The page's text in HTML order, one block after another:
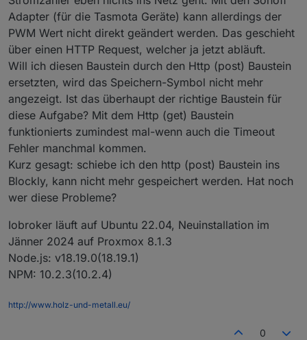
Adapter (für die Tasmota Geräte) kann allerdings der
PWM Wert nicht direkt geändert werden. Das geschieht
über einen HTTP Request, welcher ja jetzt abläuft.
Will ich diesen Baustein durch den Http (post) Baustein
ersetzten, wird das Speichern-Symbol nicht mehr
angezeigt. Ist das überhaupt der richtige Baustein für
diese Aufgabe? Mit dem Http (get) Baustein
funktionierts zumindest mal-wenn auch die Timeout
Fehler manchmal kommen.
Kurz gesagt: schiebe ich den http (post) Baustein ins
Blockly, kann nicht mehr gespeichert werden. Hat noch
wer diese Probleme?
Iobroker läuft auf Ubuntu 22.04, Neuinstallation im
Jänner 2024 auf Proxmox 8.1.3
Node.js: v18.19.0(18.19.1)
NPM: 10.2.3(10.2.4)
http://www.holz-und-metall.eu/
0